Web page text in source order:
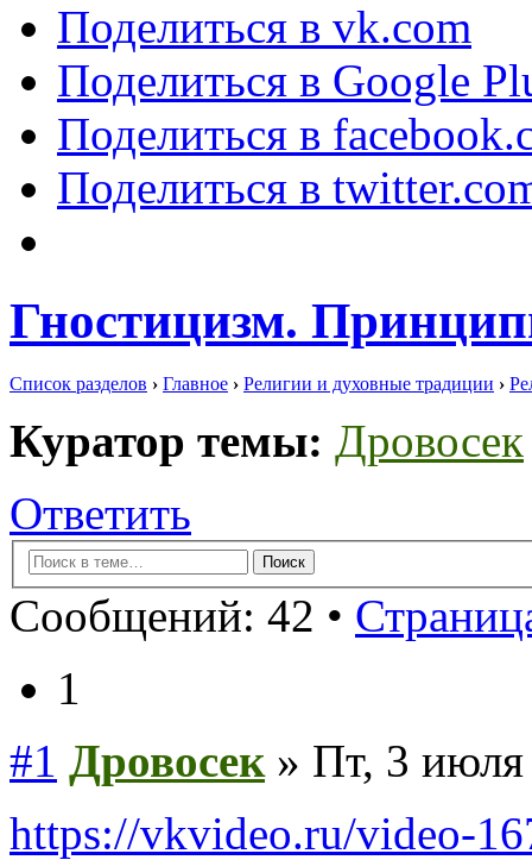
Поделиться в vk.com
Поделиться в Google
Поделиться в
Поделиться в
Гностицизм.
Список разделов › Главное › Религии и духовные традиции ›
Куратор темы: Дровосек
Ответить
Сообщений: 42 •
1
#1 Дровосек» Пт, 3 июля
https://vkvideo.ru/video-